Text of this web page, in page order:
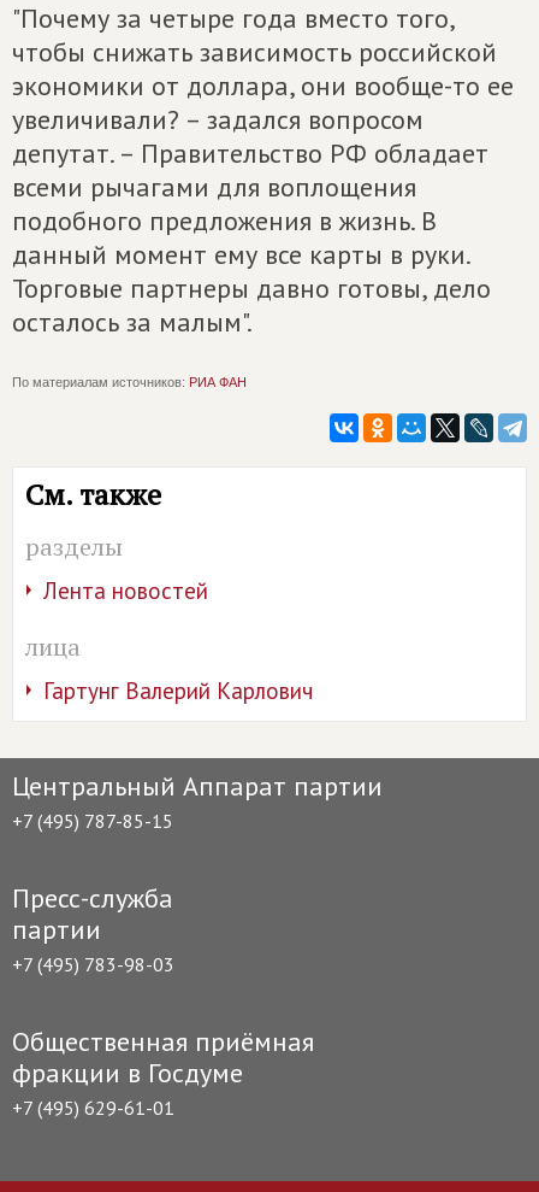
"Почему за четыре года вместо того,
чтобы снижать зависимость российской
экономики от доллара, они вообще-то ее
увеличивали? – задался вопросом
депутат. – Правительство РФ обладает
всеми рычагами для воплощения
подобного предложения в жизнь. В
данный момент ему все карты в руки.
Торговые партнеры давно готовы, дело
осталось за малым".
По материалам источников: РИА ФАН
См. также
разделы
Лента новостей
лица
Гартунг Валерий Карлович
Центральный Аппарат партии
+7 (495) 787-85-15
Пресс-служба
партии
+7 (495) 783-98-03
Общественная приёмная
фракции в Госдуме
+7 (495) 629-61-01